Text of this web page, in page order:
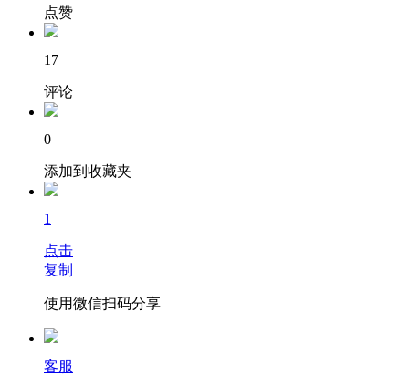
点赞
17
评论
0
添加到收藏夹
1
点击
复制
使用微信扫码分享
客服